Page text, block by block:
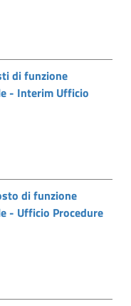
di funzione
- Interim Ufficio
di funzione
- Ufficio Procedure